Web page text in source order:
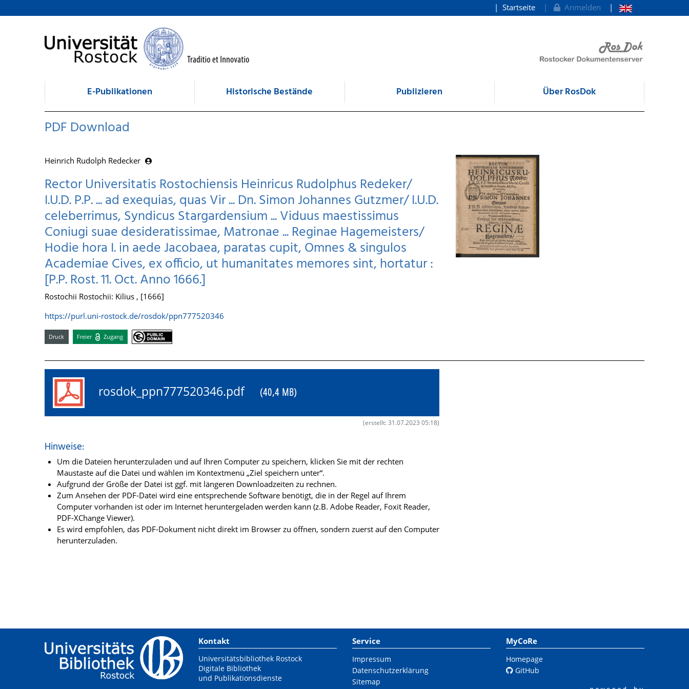
zum Inhalt
Startseite Anmelden
E-Publikationen Historische Bestände Publizieren Über RosDok
PDF Download
Heinrich Rudolph Redecker
Rector Universitatis Rostochiensis Heinricus Rudolphus Redeker/
I.U.D. P.P. ... ad exequias, quas Vir ... Dn. Simon Johannes Gutzmer/ I.U.D.
celeberrimus, Syndicus Stargardensium ... Viduus maestissimus
Coniugi suae desideratissimae, Matronae ... Reginae Hagemeisters/
Hodie hora I. in aede Jacobaea, paratas cupit, Omnes & singulos
Academiae Cives, ex officio, ut humanitates memores sint, hortatur :
[P.P. Rost. 11. Oct. Anno 1666.]
Rostochii Rostochii: Kilius , [1666]
https://purl.uni-rostock.de/rosdok/ppn777520346
Druck Freier Zugang
rosdok_ppn777520346.pdf (40,4 MB)
(erstellt: 31.07.2023 05:18)
Hinweise:
Um die Dateien herunterzuladen und auf Ihren Computer zu speichern, klicken Sie mit der rechten
Maustaste auf die Datei und wählen im Kontextmenü „Ziel speichern unter“.
Aufgrund der Größe der Datei ist ggf. mit längeren Downloadzeiten zu rechnen.
Zum Ansehen der PDF-Datei wird eine entsprechende Software benötigt, die in der Regel auf Ihrem
Computer vorhanden ist oder im Internet heruntergeladen werden kann (z.B. Adobe Reader, Foxit Reader,
PDF-XChange Viewer).
Es wird empfohlen, das PDF-Dokument nicht direkt im Browser zu öffnen, sondern zuerst auf den Computer
herunterzuladen.
Kontakt
Universitätsbibliothek Rostock
Digitale Bibliothek
und Publikationsdienste
Service
Impressum
Datenschutzerklärung
Sitemap
MyCoRe
Homepage
GitHub